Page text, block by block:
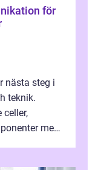
nästa steg i
teknik.
celler,
med